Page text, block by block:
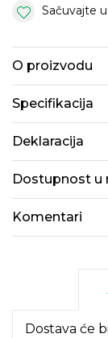
Sačuvajte
O proizvodu
Specifikacija
Deklaracija
Dostupnost u
Komentari
Dostava će